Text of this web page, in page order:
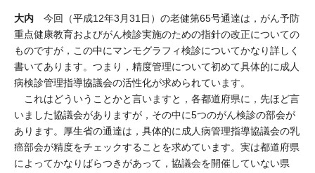
大内 今回（平成12年3月31日）の老健第65号通達は，がん予防
重点健康教育およびがん検診実施のための指針の改正についての
ものですが，この中にマンモグラフィ検診についてかなり詳しく
書いてあります。つまり，精度管理について初めて具体的に成人
病検診管理指導協議会の活性化が求められています。
これはどういうことかと言いますと，各都道府県に，先ほど言
いました協議会がありますが，その中に5つのがん検診の部会が
あります。厚生省の通達は，具体的に成人病管理指導協議会の乳
癌部会が精度をチェックすることを求めています。実は都道府県
によってかなりばらつきがあって，協議会を開催していない県